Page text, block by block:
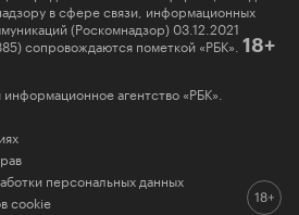
в сфере связи, информационных
(Роскомнадзор) 03.12.2021
сопровождаются пометкой «РБК». 18+
агентство «РБК».
персональных данных
cookie